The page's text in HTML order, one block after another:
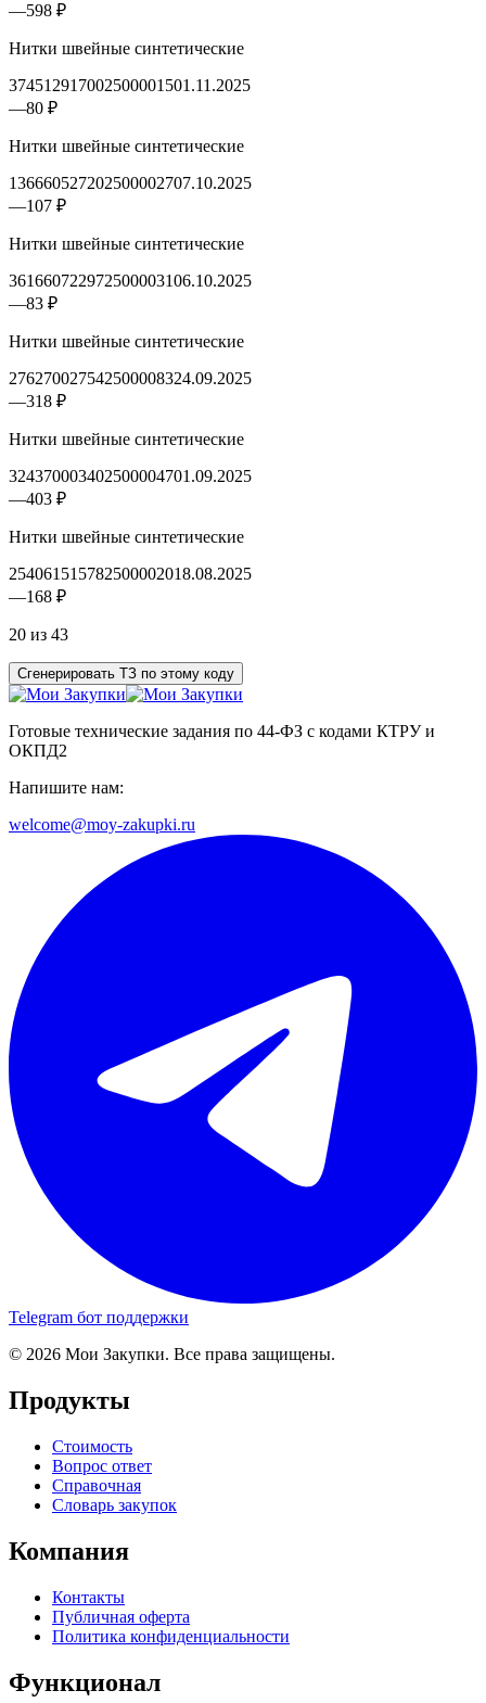
—598 ₽
Нитки швейные синтетические
374512917002500001501.11.2025
—80 ₽
Нитки швейные синтетические
136660527202500002707.10.2025
—107 ₽
Нитки швейные синтетические
361660722972500003106.10.2025
—83 ₽
Нитки швейные синтетические
276270027542500008324.09.2025
—318 ₽
Нитки швейные синтетические
324370003402500004701.09.2025
—403 ₽
Нитки швейные синтетические
254061515782500002018.08.2025
—168 ₽
20 из 43
Сгенерировать ТЗ по этому коду
Готовые технические задания по 44-ФЗ с кодами КТРУ и
ОКПД2
Напишите нам:
welcome@moy-zakupki.ru
Telegram бот поддержки
© 2026 Мои Закупки. Все права защищены.
Продукты
Стоимость
Вопрос ответ
Справочная
Словарь закупок
Компания
Контакты
Публичная оферта
Политика конфиденциальности
Функционал